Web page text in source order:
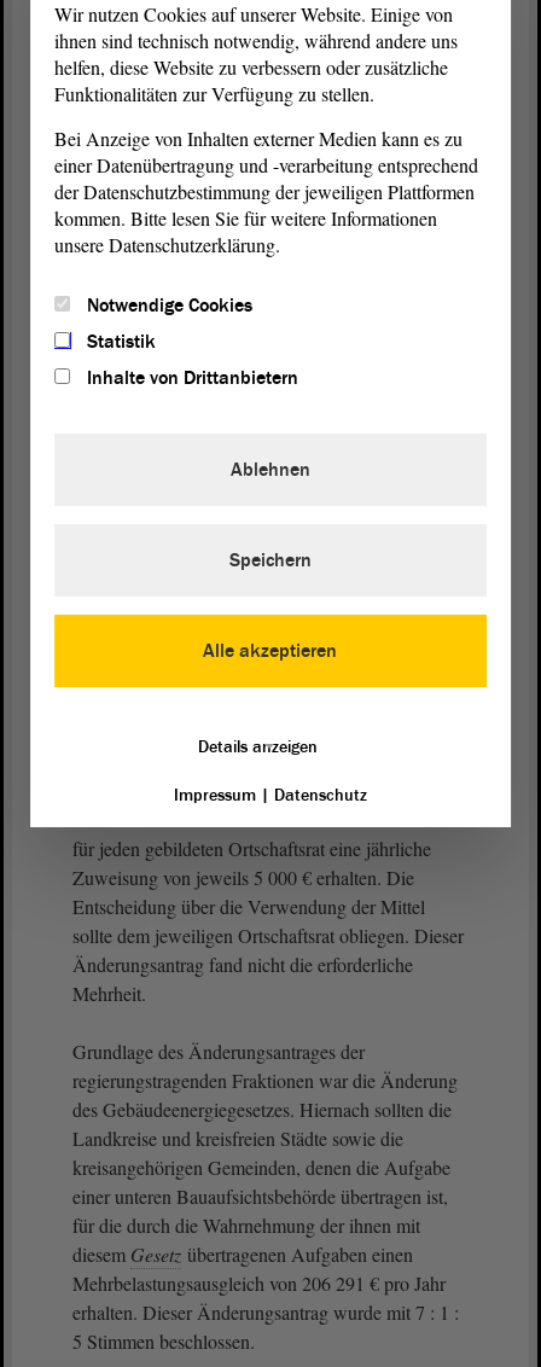
Jahre 2024 bis 2026 erfolgen.
Der Ausschussfür Finanzen befasste sich erstmals
in der 45. Sitzung am 14. September 2023 mit dem
durchzuführen. Zu dieserAnhörung, die am 10.
Oktober 2023 stattfand, wurden die kommunalen
Spitzenverbände Sachsen-Anhalts sowie der
mitberatendeAusschussfür Inneres und Sport
AnhörungdemLandesrechnungshof
zu äußern.
Gesetzentwurf am 17. November 2023 erneut zu
Finanzen abgestimmten Änderungsempfehlungen
Änderungsantrag derFraktionBÜNDNIS 90/DIE
GRÜNEN sowie ein Änderungsantrag der
beantragte die Aufnahme eines neuen Paragrafen
mit der Überschrift „Ortschaftsratsbudget“. Die
für jeden gebildeten Ortschaftsrat eine jährliche
Zuweisung von jeweils 5 000 € erhalten. Die
Entscheidung über die Verwendung der Mittel
sollte dem jeweiligen Ortschaftsrat obliegen. Dieser
Änderungsantrag fand nicht die erforderliche
Mehrheit.
Grundlage des Änderungsantrages der
regierungstragenden Fraktionen war die Änderung
des Gebäudeenergiegesetzes. Hiernach sollten die
Landkreise und kreisfreien Städte sowie die
kreisangehörigen Gemeinden, denen die Aufgabe
einer unteren Bauaufsichtsbehörde übertragen ist,
für die durch die Wahrnehmung der ihnen mit
diesem Gesetz übertragenen Aufgaben einen
Mehrbelastungsausgleich von 206 291 € pro Jahr
erhalten. Dieser Änderungsantrag wurde mit 7 : 1 :
5 Stimmen beschlossen.
Wir nutzen Cookies auf unserer Website. Einige von
ihnen sind technisch notwendig, während andere uns
helfen, diese Website zu verbessern oder zusätzliche
Funktionalitäten zur Verfügung zu stellen.
Bei Anzeige von Inhalten externer Medien kann es zu
einer Datenübertragung und -verarbeitung entsprechend
der Datenschutzbestimmung der jeweiligen Plattformen
kommen. Bitte lesen Sie für weitere Informationen
unsere Datenschutzerklärung.
Notwendige Cookies
Statistik
Inhalte von Drittanbietern
Alle akzeptieren
Ablehnen
Speichern
Details anzeigen
Impressum| Datenschutz